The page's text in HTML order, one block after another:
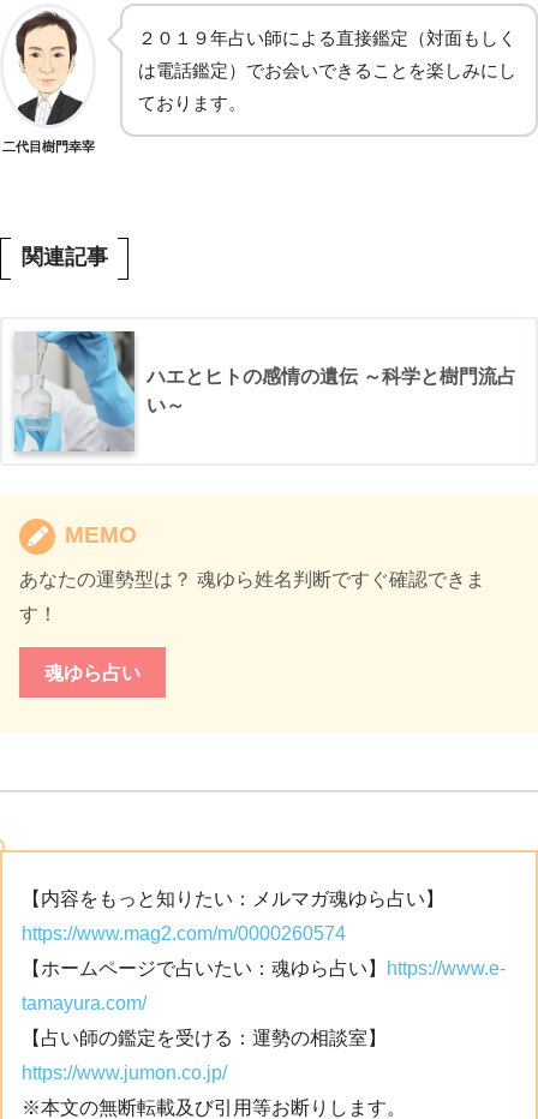
二代目樹門幸宰
２０１９年占い師による直接鑑定（対面もしく
は電話鑑定）でお会いできることを楽しみにし
ております。
関連記事
ハエとヒトの感情の遺伝 ～科学と樹門流占
い～
MEMO
あなたの運勢型は？ 魂ゆら姓名判断ですぐ確認できま
す！
魂ゆら占い
【内容をもっと知りたい：メルマガ魂ゆら占い】
https://www.mag2.com/m/0000260574
【ホームページで占いたい：魂ゆら占い】
https://www.e-
tamayura.com/
【占い師の鑑定を受ける：運勢の相談室】
https://www.jumon.co.jp/
※本文の無断転載及び引用等お断りします。